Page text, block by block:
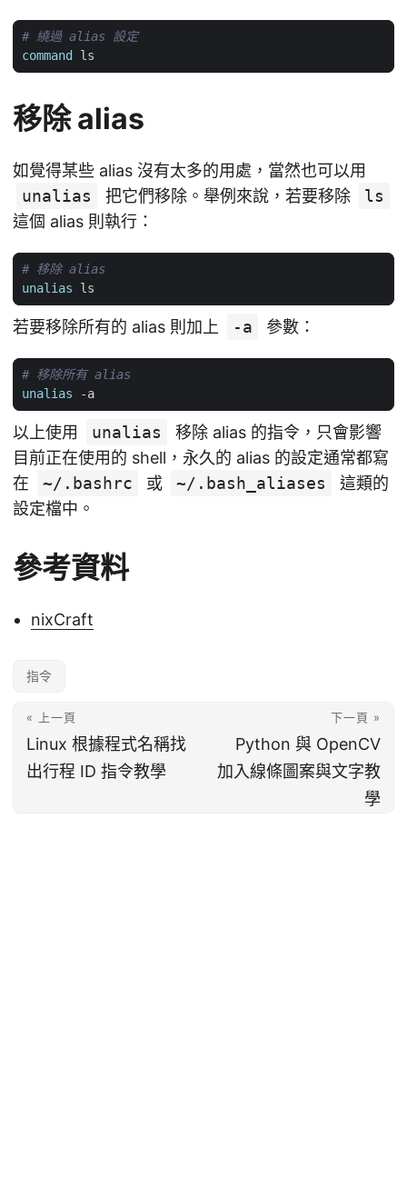
# 繞過 alias 設定
command
移除 alias
如覺得某些 alias 沒有太多的用處，當然也可以用
unalias
把它們移除。舉例來說，若要移除
ls
這個 alias 則執行：
# 移除 alias
unalias
若要移除所有的 alias 則加上 -a 參數：
# 移除所有 alias
unalias
以上使用 unalias
移除 alias 的指令，只會影響
目前正在使用的 shell，永久的 alias 的設定通常都寫
在
~/.bashrc 或 ~/.bash_aliases
這類的
設定檔中。
參考資料
nixCraft
指令
« 上一頁
Linux 根據程式名稱找
出行程 ID 指令教學
下一頁 »
Python 與 OpenCV
加入線條圖案與文字教
學